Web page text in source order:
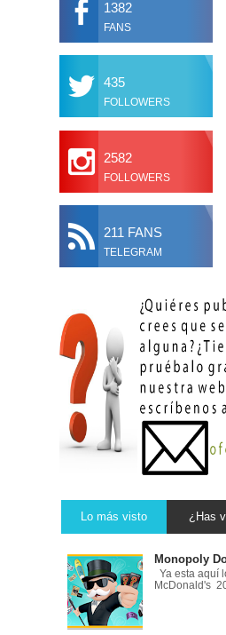
1382
FANS
435
FOLLOWERS
2582
FOLLOWERS
211 FANS
TELEGRAM
Lo más visto ¿Has
Monopoly
Ya esta aquí
McDonald's